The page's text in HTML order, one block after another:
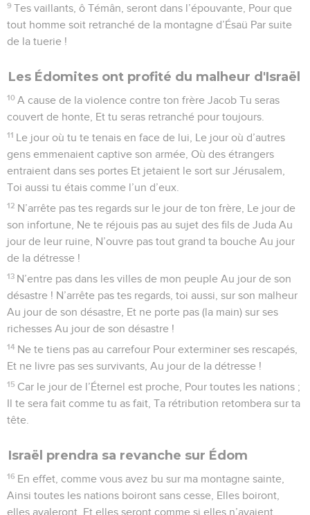
9 Tes vaillants, ô Témân, seront dans l’épouvante, Pour que
tout homme soit retranché de la montagne d’Ésaü Par suite
de la tuerie !
Les Édomites ont profité du malheur d'Israël
10 A cause de la violence contre ton frère Jacob Tu seras
couvert de honte, Et tu seras retranché pour toujours.
11 Le jour où tu te tenais en face de lui, Le jour où d’autres
gens emmenaient captive son armée, Où des étrangers
entraient dans ses portes Et jetaient le sort sur Jérusalem,
Toi aussi tu étais comme l’un d’eux.
12 N’arrête pas tes regards sur le jour de ton frère, Le jour de
son infortune, Ne te réjouis pas au sujet des fils de Juda Au
jour de leur ruine, N’ouvre pas tout grand ta bouche Au jour
de la détresse !
13 N’entre pas dans les villes de mon peuple Au jour de son
désastre ! N’arrête pas tes regards, toi aussi, sur son malheur
Au jour de son désastre, Et ne porte pas (la main) sur ses
richesses Au jour de son désastre !
14 Ne te tiens pas au carrefour Pour exterminer ses rescapés,
Et ne livre pas ses survivants, Au jour de la détresse !
15 Car le jour de l’Éternel est proche, Pour toutes les nations ;
Il te sera fait comme tu as fait, Ta rétribution retombera sur ta
tête.
Israël prendra sa revanche sur Édom
16 En effet, comme vous avez bu sur ma montagne sainte,
Ainsi toutes les nations boiront sans cesse, Elles boiront,
elles avaleront, Et elles seront comme si elles n’avaient